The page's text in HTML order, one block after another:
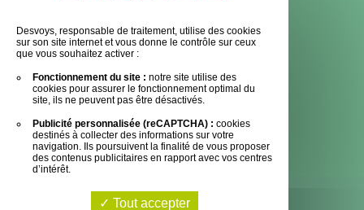
Pièces détachées
Actualités
Espace Presse
Contact
Desvoys, responsable de traitement, utilise des cookies
sur son site internet et vous donne le contrôle sur ceux
que vous souhaitez activer :
Fonctionnement du site : notre site utilise des
cookies pour assurer le fonctionnement optimal du
site, ils ne peuvent pas être désactivés.
Publicité personnalisée (reCAPTCHA) : cookies
destinés à collecter des informations sur votre
navigation. Ils poursuivent la finalité de vous proposer
des contenus publicitaires en rapport avec vos centres
d’intérêt.
Tout accepter